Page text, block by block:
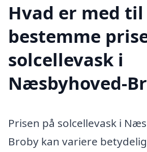
Hvad er med
bestemme
solcellevask i
Næsbyhoved-
Prisen på solcellevask i
Broby kan variere